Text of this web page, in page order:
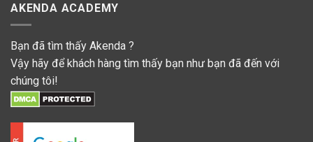
AKENDA ACADEMY
Bạn đã tìm thấy Akenda ?
Vậy hãy để khách hàng tìm thấy bạn như bạn đã đến với
chúng tôi!